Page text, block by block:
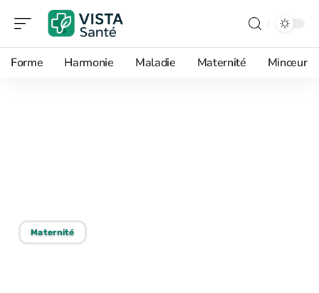
Forme Harmonie Maladie Maternité Minceur
Maternité